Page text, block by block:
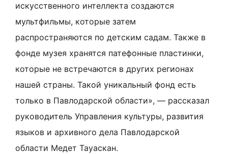
искусственного интеллекта создаются
мультфильмы, которые затем
распространяются по детским садам. Также в
фонде музея хранятся патефонные пластинки,
которые не встречаются в других регионах
нашей страны. Такой уникальный фонд есть
только в Павлодарской области», — рассказал
руководитель Управления культуры, развития
языков и архивного дела Павлодарской
области Медет Тауаскан.